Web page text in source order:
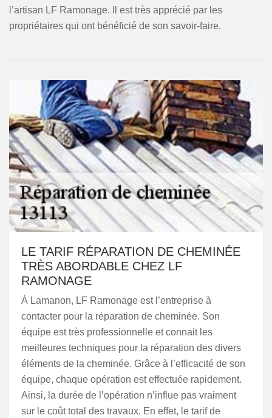
l’artisan LF Ramonage. Il est très apprécié par les
propriétaires qui ont bénéficié de son savoir-faire.
LE TARIF RÉPARATION DE CHEMINÉE
TRÈS ABORDABLE CHEZ LF
RAMONAGE
À Lamanon, LF Ramonage est l’entreprise à
contacter pour la réparation de cheminée. Son
équipe est très professionnelle et connait les
meilleures techniques pour la réparation des divers
éléments de la cheminée. Grâce à l’efficacité de son
équipe, chaque opération est effectuée rapidement.
Ainsi, la durée de l’opération n’influe pas vraiment
sur le coût total des travaux. En effet, le tarif de